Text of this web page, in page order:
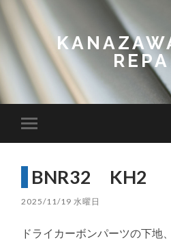
mobile
BNR32 KH2
2025/11/19 水曜日
ドライカーボンパーツの下地